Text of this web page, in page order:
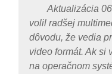
Aktualizácia
volil radšej
dôvodu, že vedia
video formát. Ak si
na operačnom